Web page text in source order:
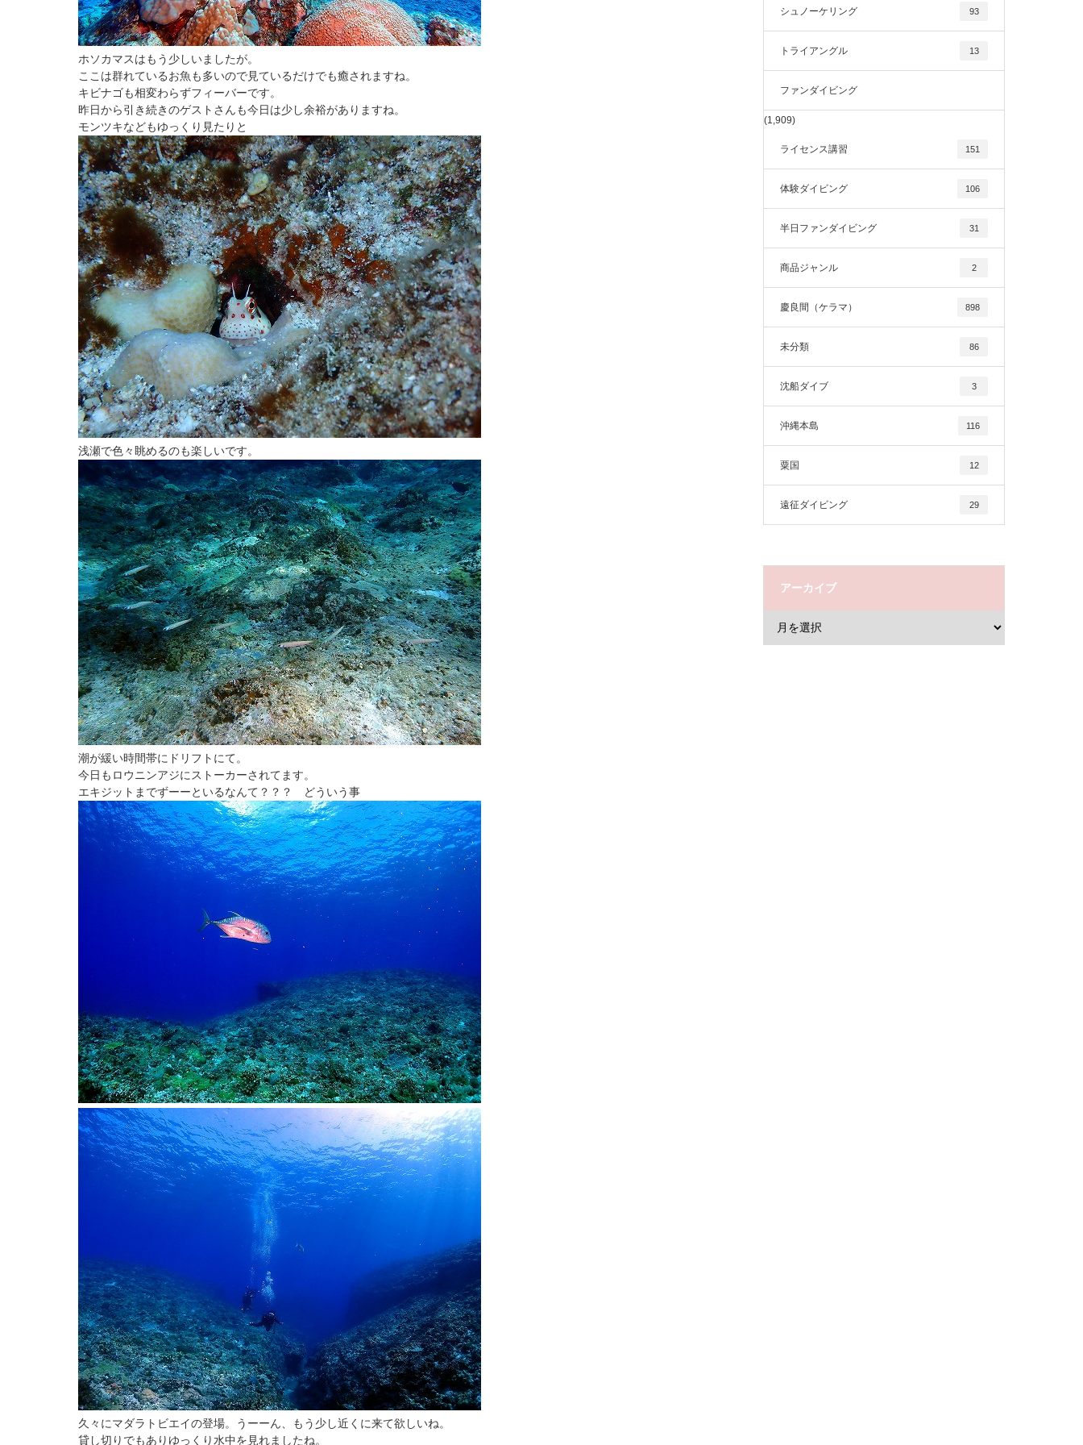
ホソカマスはもう少しいましたが。
ここは群れているお魚も多いので見ているだけでも癒されますね。
キビナゴも相変わらずフィーバーです。
昨日から引き続きのゲストさんも今日は少し余裕がありますね。
モンツキなどもゆっくり見たりと
浅瀬で色々眺めるのも楽しいです。
潮が緩い時間帯にドリフトにて。
今日もロウニンアジにストーカーされてます。
エキジットまでずーーといるなんて？？？ どういう事
久々にマダラトビエイの登場。うーーん、もう少し近くに来て欲しいね。
貸し切りでもありゆっくり水中を見れましたね。
シュノーケリング 93
トライアングル 13
ファンダイビング
(1,909)
ライセンス講習 151
体験ダイビング 106
半日ファンダイビング 31
商品ジャンル 2
慶良間（ケラマ） 898
未分類 86
沈船ダイブ 3
沖縄本島 116
粟国 12
遠征ダイビング 29
アーカイブ